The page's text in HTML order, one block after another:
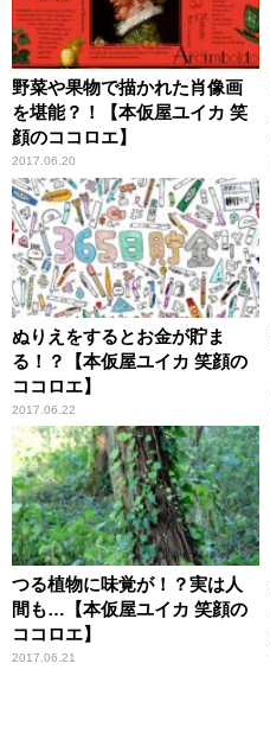
野菜や果物で描かれた肖像画
を堪能？！【本仮屋ユイカ 笑
顔のココロエ】
2017.06.20
ぬりえをするとお金が貯ま
る！？【本仮屋ユイカ 笑顔の
ココロエ】
2017.06.22
つる植物に味覚が！？実は人
間も…【本仮屋ユイカ 笑顔の
ココロエ】
2017.06.21